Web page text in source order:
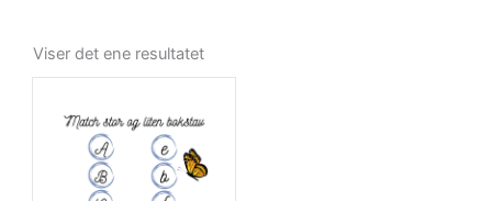
Viser det ene resultatet